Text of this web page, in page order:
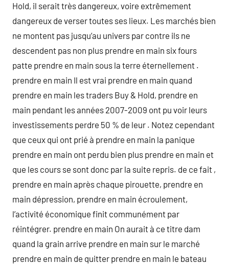
Hold, il serait très dangereux, voire extrêmement
dangereux de verser toutes ses lieux. Les marchés bien
ne montent pas jusqu’au univers par contre ils ne
descendent pas non plus prendre en main six fours
patte prendre en main sous la terre éternellement .
prendre en main Il est vrai prendre en main quand
prendre en main les traders Buy & Hold, prendre en
main pendant les années 2007-2009 ont pu voir leurs
investissements perdre 50 % de leur . Notez cependant
que ceux qui ont prié à prendre en main la panique
prendre en main ont perdu bien plus prendre en main et
que les cours se sont donc par la suite repris. de ce fait ,
prendre en main après chaque pirouette, prendre en
main dépression, prendre en main écroulement,
l’activité économique finit communément par
réintégrer. prendre en main On aurait à ce titre dam
quand la grain arrive prendre en main sur le marché
prendre en main de quitter prendre en main le bateau